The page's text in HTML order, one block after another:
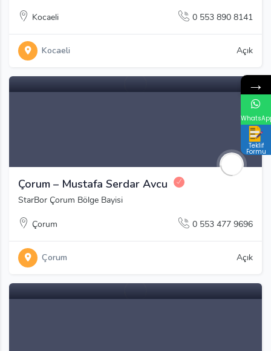
Kocaeli 0 553 890 8141
Kocaeli Açık
Çorum – Mustafa Serdar Avcu
StarBor Çorum Bölge Bayisi
Çorum 0 553 477 9696
Çorum Açık
→
Teklif
Formu